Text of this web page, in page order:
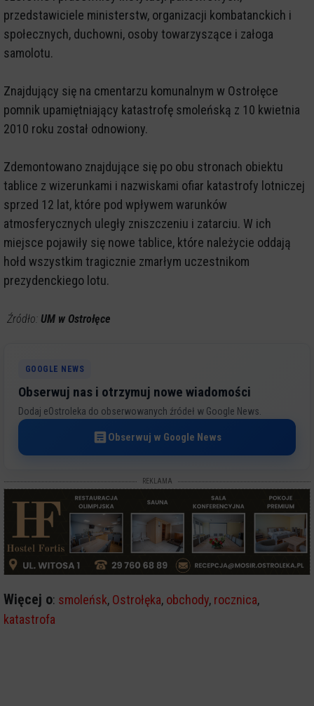
przedstawiciele ministerstw, organizacji kombatanckich i
społecznych, duchowni, osoby towarzyszące i załoga
samolotu.
Znajdujący się na cmentarzu komunalnym w Ostrołęce
pomnik upamiętniający katastrofę smoleńską z 10 kwietnia
2010 roku został odnowiony.
Zdemontowano znajdujące się po obu stronach obiektu
tablice z wizerunkami i nazwiskami ofiar katastrofy lotniczej
sprzed 12 lat, które pod wpływem warunków
atmosferycznych uległy zniszczeniu i zatarciu. W ich
miejsce pojawiły się nowe tablice, które należycie oddają
hołd wszystkim tragicznie zmarłym uczestnikom
prezydenckiego lotu.
Źródło: UM w Ostrołęce
GOOGLE NEWS
Obserwuj nas i otrzymuj nowe wiadomości
Dodaj eOstroleka do obserwowanych źródeł w Google News.
Obserwuj w Google News
REKLAMA
Więcej o: smoleńsk, Ostrołęka, obchody, rocznica,
katastrofa